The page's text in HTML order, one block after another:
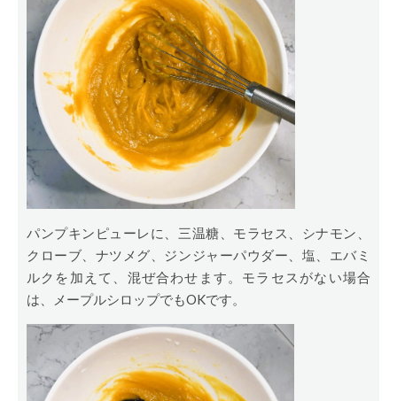
パンプキンピューレに、三温糖、モラセス、シナモン、
クローブ、ナツメグ、ジンジャーパウダー、塩、エバミ
ルクを加えて、混ぜ合わせます。モラセスがない場合
は、メープルシロップでもOKです。